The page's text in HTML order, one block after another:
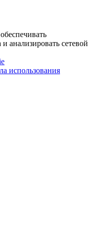
анализировать сетевой
использования